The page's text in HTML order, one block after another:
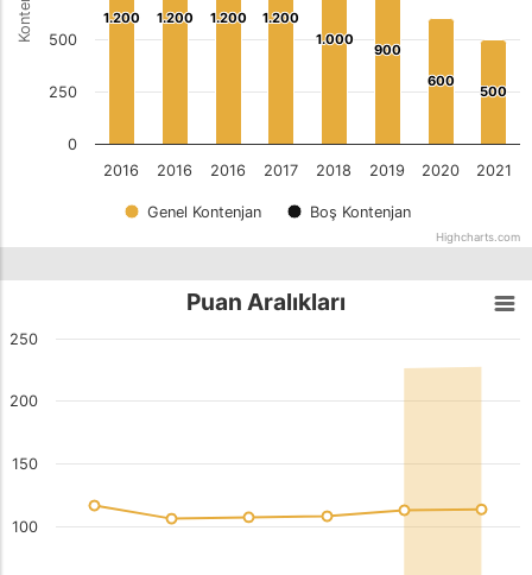
1.200
1.200 1.200
1.200 1.200
1.200 1.200
1.200
1.000
1.000
900
900
600
600
500
500
Genel Kontenjan Boş Kontenjan
2016 2016 2016 2017 2018 2019 2020 2021
0
250
500
Highcharts.com
Puan Aralıkları
100
150
200
250